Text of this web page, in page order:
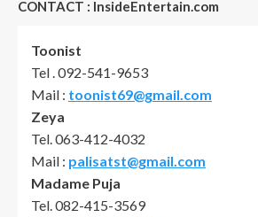
CONTACT : InsideEntertain.com
Toonist
Tel . 092-541-9653
Mail : toonist69@gmail.com
Zeya
Tel. 063-412-4032
Mail : palisatst@gmail.com
Madame Puja
Tel. 082-415-3569